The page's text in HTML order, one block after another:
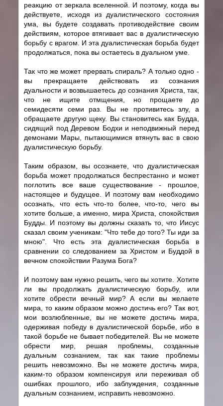
реакцию от зеркала вселенной. И поэтому, когда вы
действуете, исходя из дуалистического состояния
ума, вы будете создавать противодействие своим
действиям, которое втягивает вас в дуалистическую
борьбу с врагом. И эта дуалистическая борьба будет
продолжаться, пока вы остаетесь в дуальном уме.
Так что же может прервать спираль? А только одно -
вы прекращаете действовать из сознания
дуальности и возвышаетесь до сознания Христа, так,
что не ищите отмщения, но прощаете до
семидесяти семи раз. Вы не противитесь злу, а
обращаете другую щеку. Вы становитесь как Будда,
сидящий под Деревом Бодхи и неподвижный перед
демонами Мары, пытающимися втянуть вас в свою
дуалистическую борьбу.
Таким образом, вы осознаете, что дуалистическая
борьба может продолжаться беспрестанно и может
поглотить все ваше существование - прошлое,
настоящее и будущее. И поэтому вам необходимо
осознать, что есть что-то более, что-то, чего вы
хотите больше, а именно, мира Христа, спокойствия
Будды. И поэтому вы должны сказать то, что Иисус
сказал своим ученикам: "Что тебе до того? Ты иди за
мною". Что есть эта дуалистическая борьба в
сравнении со следованием за Христом и Буддой в
вечном спокойствии Разума Бога?
И поэтому вам нужно решить, чего вы хотите. Хотите
ли вы продолжать дуалистическую борьбу, или
хотите обрести вечный мир? А если вы желаете
мира, то каким образом можно достичь его? Так вот,
мои возлюбленные, вы не можете достичь мира,
одерживая победу в дуалистической борьбе, ибо в
такой борьбе не бывает победителей. Вы не можете
обрести мир, решая проблемы, созданные
дуальным сознанием, так как такие проблемы
решить невозможно. Вы не можете достичь мира,
каким-то образом компенсируя или переживая об
ошибках прошлого, ибо заблуждения, созданные
дуальным сознанием, исправить невозможно.